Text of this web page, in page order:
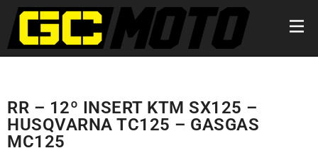
RR – 12º INSERT KTM SX125 –
HUSQVARNA TC125 – GASGAS
MC125